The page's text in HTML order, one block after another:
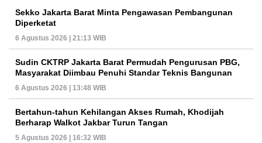
Sekko Jakarta Barat Minta Pengawasan Pembangunan
Diperketat
6 Agustus 2026 | 21:13 WIB
Sudin CKTRP Jakarta Barat Permudah Pengurusan PBG,
Masyarakat Diimbau Penuhi Standar Teknis Bangunan
6 Agustus 2026 | 13:48 WIB
Bertahun-tahun Kehilangan Akses Rumah, Khodijah
Berharap Walkot Jakbar Turun Tangan
5 Agustus 2026 | 16:32 WIB